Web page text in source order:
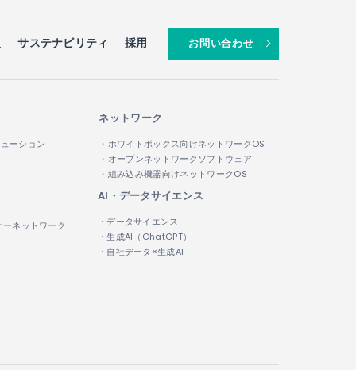
サステナビリティ 採用 お問い合わせ
ーション
ネットワーク
・ホワイトボックス向けネットワークOS
・オープンネットワークソフトウェア
・組み込み機器向けネットワークOS
ーネットワーク
AI・データサイエンス
・データサイエンス
・生成AI（ChatGPT）
・自社データ×生成AI